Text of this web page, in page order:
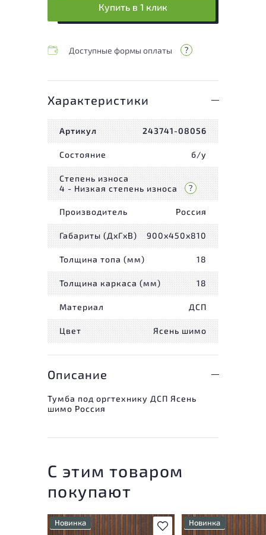
Купить в 1 клик
Доступные формы оплаты
Характеристики
Артикул 243741-08056
Состояние б/у
Степень износа
4 - Низкая степень износа
Производитель Россия
Габариты (ДxГxВ) 900x450x810
Толщина топа (мм) 18
Толщина каркаса (мм) 18
Материал ДСП
Цвет Ясень шимо
Описание
Тумба под оргтехнику ДСП Ясень
шимо Россия
С этим товаром
покупают
В избранное
Новинка Новинка